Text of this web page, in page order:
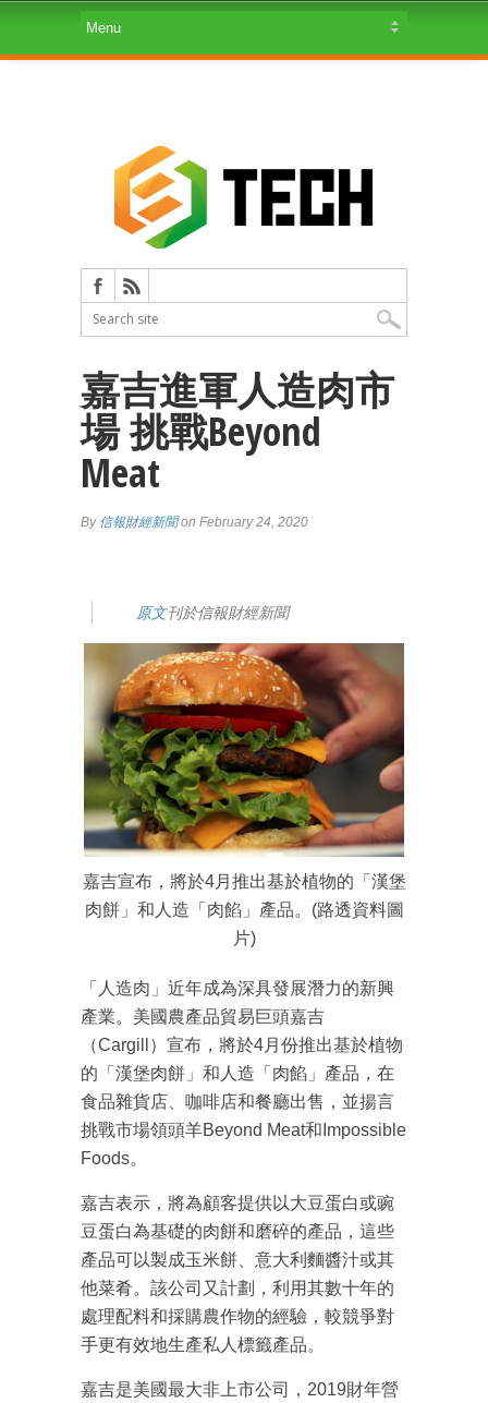
嘉吉進軍人造肉市
場 挑戰Beyond
Meat
By 信報財經新聞on February 24, 2020
原文刊於信報財經新聞
嘉吉宣布，將於4月推出基於植物的「漢堡
肉餅」和人造「肉餡」產品。(路透資料圖
片)
「人造肉」近年成為深具發展潛力的新興
產業。美國農產品貿易巨頭嘉吉
（Cargill）宣布，將於4月份推出基於植物
的「漢堡肉餅」和人造「肉餡」產品，在
食品雜貨店、咖啡店和餐廳出售，並揚言
挑戰市場領頭羊Beyond Meat和Impossible
Foods。
嘉吉表示，將為顧客提供以大豆蛋白或豌
豆蛋白為基礎的肉餅和磨碎的產品，這些
產品可以製成玉米餅、意大利麵醬汁或其
他菜肴。該公司又計劃，利用其數十年的
處理配料和採購農作物的經驗，較競爭對
手更有效地生產私人標籤產品。
嘉吉是美國最大非上市公司，2019財年營